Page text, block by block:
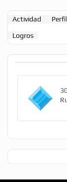
Actividad Perfil
Logros